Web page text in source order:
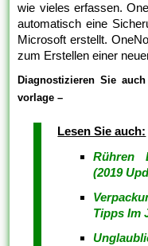
wie vieles erfassen.
automatisch eine
Microsoft erstellt.
zum Erstellen einer
Diagnostizieren Sie
vorlage –
Lesen Sie auch:
Rühren
(2019
Tipps Im